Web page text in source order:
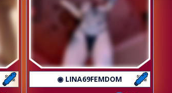
◉ LINA69FEMDOM